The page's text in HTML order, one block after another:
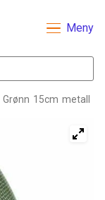
Meny
15cm metall